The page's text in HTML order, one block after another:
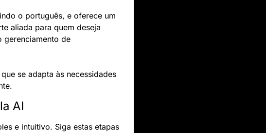
o português, e oferece um
gerenciamento de
se adapta às necessidades
AI
e intuitivo. Siga estas etapas